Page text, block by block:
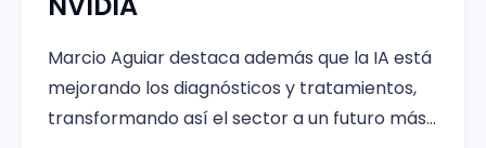
Marcio Aguiar destaca además que la IA está
mejorando los diagnósticos y tratamientos,
transformando así el sector a un futuro más